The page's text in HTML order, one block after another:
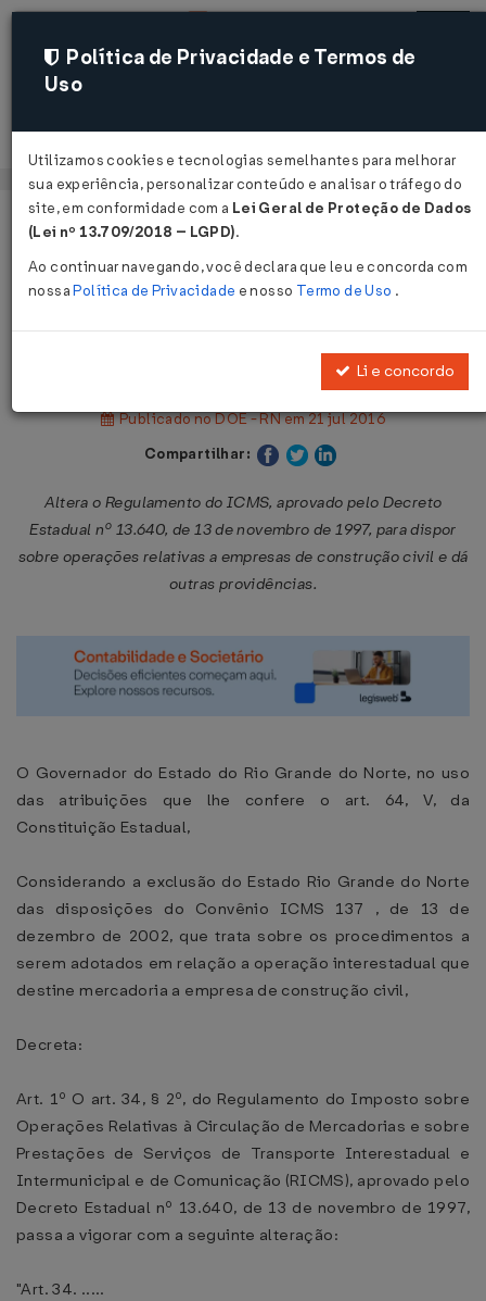
Acessar
Página Inicial
Legislações
Decreto Nº 26224 DE 20/07/2016
Publicado no DOE - RN em 21 jul 2016
Compartilhar:
Altera o Regulamento do ICMS, aprovado pelo Decreto
Estadual nº 13.640, de 13 de novembro de 1997, para dispor
sobre operações relativas a empresas de construção civil e dá
outras providências.
O Governador do Estado do Rio Grande do Norte, no uso
das atribuições que lhe confere o art. 64, V, da
Constituição Estadual,
Considerando a exclusão do Estado Rio Grande do Norte
das disposições do Convênio ICMS 137 , de 13 de
dezembro de 2002, que trata sobre os procedimentos a
serem adotados em relação a operação interestadual que
destine mercadoria a empresa de construção civil,
Decreta:
Art. 1º O art. 34, § 2º, do Regulamento do Imposto sobre
Operações Relativas à Circulação de Mercadorias e sobre
Prestações de Serviços de Transporte Interestadual e
Intermunicipal e de Comunicação (RICMS), aprovado pelo
Decreto Estadual nº 13.640, de 13 de novembro de 1997,
passa a vigorar com a seguinte alteração:
"Art. 34. .....
Política de Privacidade e Termos de
Uso
Utilizamos cookies e tecnologias semelhantes para melhorar
sua experiência, personalizar conteúdo e analisar o tráfego do
site, em conformidade com a Lei Geral de Proteção de Dados
(Lei nº 13.709/2018 – LGPD).
Ao continuar navegando, você declara que leu e concorda com
nossaPolítica de Privacidade e nosso Termo de Uso .
Li e concordo